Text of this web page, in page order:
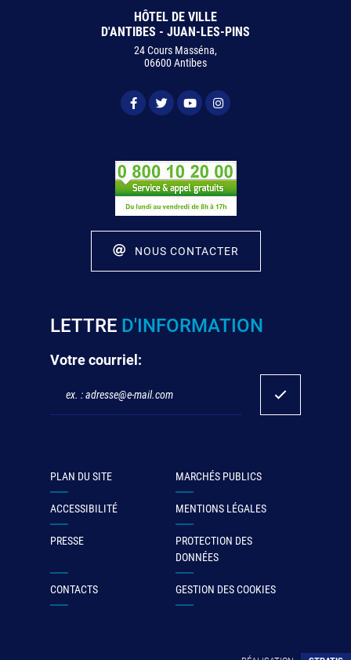
HÔTEL DE VILLE
D'ANTIBES - JUAN-LES-PINS
24 Cours Masséna,
06600 Antibes
NOUS CONTACTER
LETTRE D'INFORMATION
Votre courriel:
PLAN DU SITE MARCHÉS PUBLICS
ACCESSIBILITÉ MENTIONS LÉGALES
PRESSE
PROTECTION DES
DONNÉES
CONTACTS GESTION DES COOKIES